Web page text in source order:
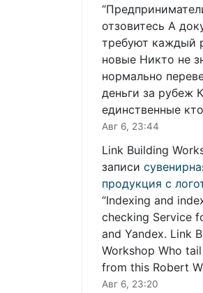
“
отзовитесь А
требуют каждый
новые Никто не
нормально
деньги за рубеж
единственные
Авг 6, 23:44
Link Building
записи
продукция с
“Indexing and
checking Service
and Yandex. Link
Workshop Who
from this Robert
Авг 6, 23:20